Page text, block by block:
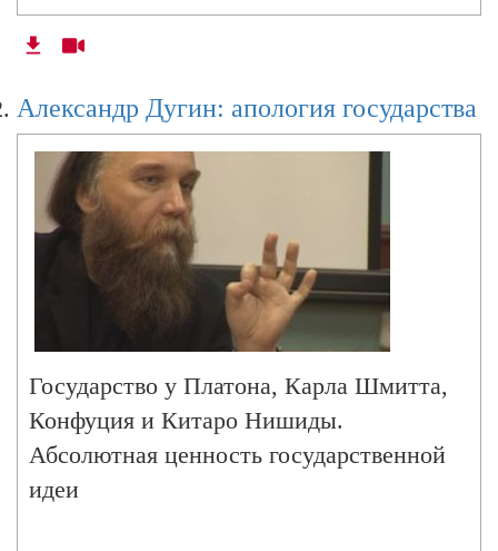
Александр Дугин: апология государства
Государство у Платона, Карла Шмитта,
Конфуция и Китаро Нишиды.
Абсолютная ценность государственной
идеи